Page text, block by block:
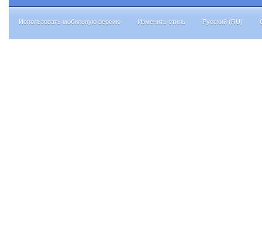
Использовать мобильную версию Изменить стиль Русский (RU)